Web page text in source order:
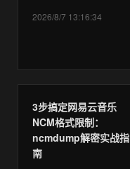
2026/8/7 13:16:34
3步搞定网易云音乐
NCM格式限制：
ncmdump解密实战指
南